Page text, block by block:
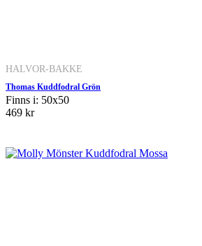
HALVOR-BAKKE
Thomas Kuddfodral Grön
Finns i: 50x50
469 kr